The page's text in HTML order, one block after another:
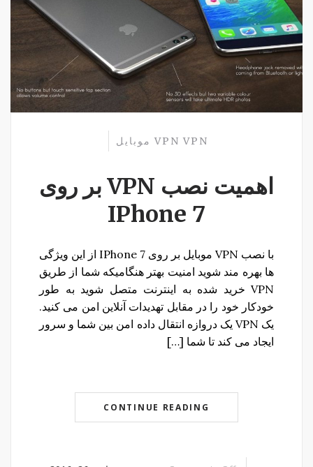
VPN VPN موبایل
اهمیت نصب VPN بر روی
IPhone 7
با نصب VPN موبایل بر روی IPhone 7 از این ویژگی
ها بهره مند شوید امنیت بهتر هنگامیکه شما از طریق
VPN خرید شده به اینترنت متصل شوید به طور
خودکار خود را در مقابل تهدیدات آنلاین امن می کنید.
یک VPN یک دروازه انتقال داده امن بین شما و سرور
ایجاد می کند تا شما […]
CONTINUE READING